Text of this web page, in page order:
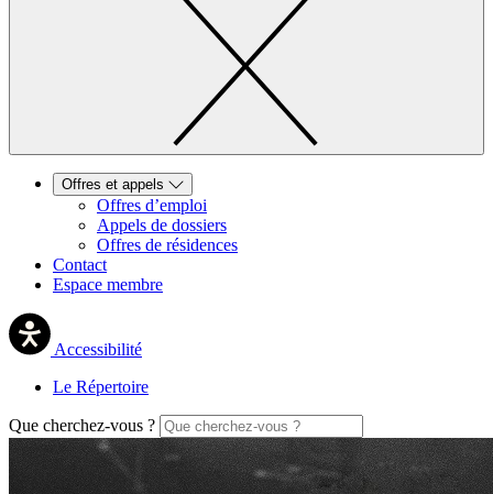
Offres et appels
Offres d’emploi
Appels de dossiers
Offres de résidences
Contact
Espace membre
Accessibilité
Le Répertoire
Que cherchez-vous ?